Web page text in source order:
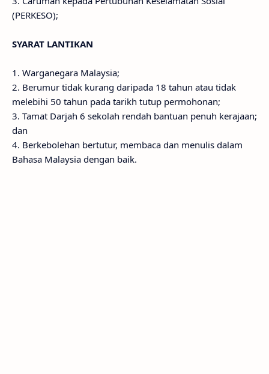
(PERKESO);
SYARAT LANTIKAN
1. Warganegara Malaysia;
2. Berumur tidak kurang daripada 18 tahun atau tidak
melebihi 50 tahun pada tarikh tutup permohonan;
3. Tamat Darjah 6 sekolah rendah bantuan penuh kerajaan;
dan
4. Berkebolehan bertutur, membaca dan menulis dalam
Bahasa Malaysia dengan baik.